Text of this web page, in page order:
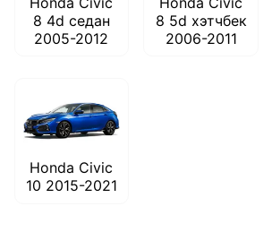
8 4d седан
2005-2012
8 5d хэтчбек
2006-2011
Honda Civic
10 2015-2021